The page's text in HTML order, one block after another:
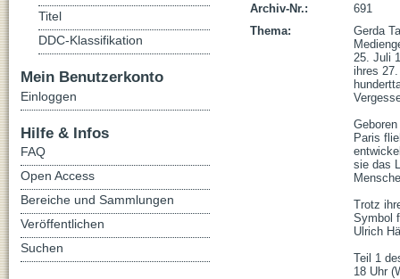
Archiv-Nr.:
691
Thema:
Gerda
25. Juli
ihres
Paris
sie das
Trotz
Symbol
Ulrich
Teil 1
18 Uhr
Titel
DDC-Klassifikation
Mein Benutzerkonto
Einloggen
Hilfe & Infos
FAQ
Open Access
Bereiche und Sammlungen
Veröffentlichen
Suchen